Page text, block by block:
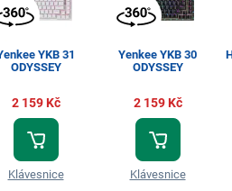
YKB 31
ODYSSEY
2 159 Kč
Klávesnice
Yenkee YKB 30
ODYSSEY
2 159 Kč
Klávesnice